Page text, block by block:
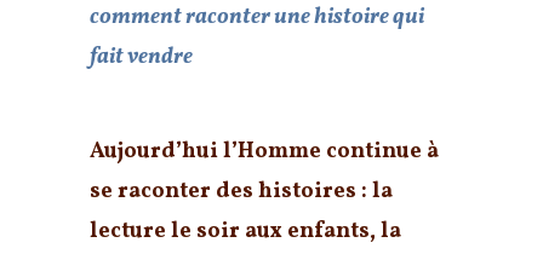
comment raconter une histoire qui
fait vendre
Aujourd’hui l’Homme continue à
se raconter des histoires : la
lecture le soir aux enfants, la